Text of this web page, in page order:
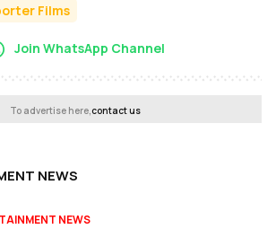
Films
Join WhatsApp Channel
To advertise here,contact us
NEWS
NEWS